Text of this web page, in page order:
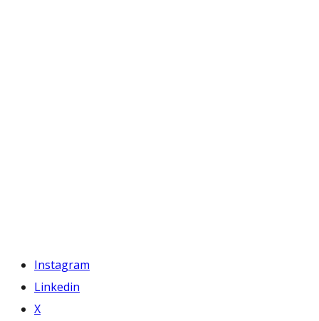
Instagram
Linkedin
X